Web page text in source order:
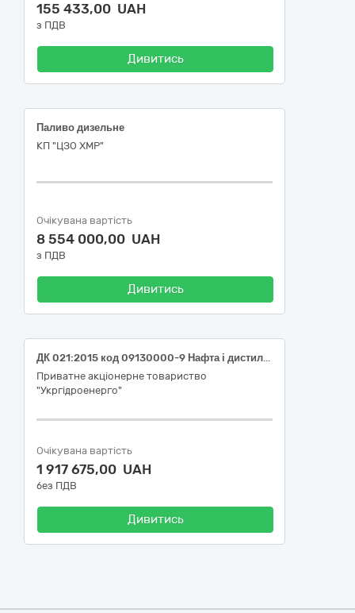
155 433,00 UAH
з ПДВ
Дивитись
Паливо дизельне
КП "ЦЗО ХМР"
Очікувана вартість
8 554 000,00 UAH
з ПДВ
Дивитись
ДК 021:2015 код 09130000-9 Нафта і дистиляти (Поставка дизельного палива для філій "Дністровська ГЕС" та "Дирекція з будівництва Дністровської ГАЕС" ПрАТ "Укргідроенерго")
Приватне акціонерне товариство
"Укргідроенерго"
Очікувана вартість
1 917 675,00 UAH
без ПДВ
Дивитись